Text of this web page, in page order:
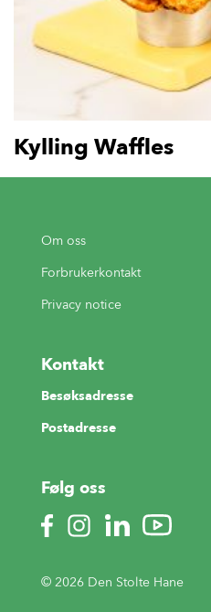
Kylling Waffles
Om oss
Forbrukerkontakt
Privacy notice
Kontakt
Besøksadresse
Postadresse
Følg oss
© 2026 Den Stolte Hane